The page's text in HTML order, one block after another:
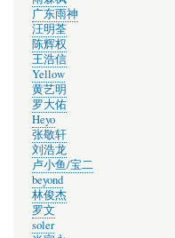
广东雨神
汪明荃
陈辉权
王浩信
Yellow
黄艺明
罗大佑
Heyo
张敬轩
刘浩龙
卢小鱼/宝二
beyond
林俊杰
罗文
soler